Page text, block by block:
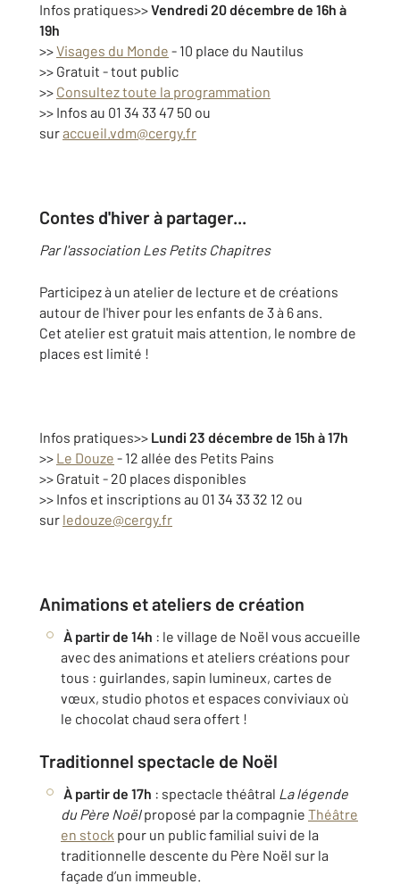
Infos pratiques>>Vendredi 20 décembre de 16h à
19h
>>Visages du Monde - 10 place du Nautilus
>> Gratuit - tout public
>> Consultez toute la programmation
>> Infos au 01 34 33 47 50 ou
suraccueil.vdm@cergy.fr
Contes d'hiver à partager...
Par l'association Les Petits Chapitres
Participez à un atelier de lecture et de créations
autour de l'hiver pour les enfants de 3 à 6 ans.
Cet atelier est gratuit mais attention, le nombre de
places est limité !
Infos pratiques>> Lundi 23 décembre de 15h à 17h
>> Le Douze - 12 allée des Petits Pains
>> Gratuit - 20 places disponibles
>> Infos et inscriptions au 01 34 33 32 12 ou
sur ledouze@cergy.fr
Animations et ateliers de création
À partir de 14h : le village de Noël vous accueille
avec des animations et ateliers créations pour
tous : guirlandes, sapin lumineux, cartes de
vœux, studio photos et espaces conviviaux où
le chocolat chaud sera offert !
Traditionnel spectacle de Noël
À partir de 17h : spectacle théâtral La légende
du Père Noëlproposé par la compagnie Théâtre
en stock pour un public familial suivi de la
traditionnelle descente du Père Noël sur la
façade d’un immeuble.